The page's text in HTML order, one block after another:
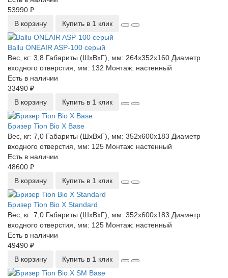
53990 ₽
В корзину
Купить в 1 клик
Ballu ONEAIR ASP-100 серый
Вес, кг: 3,8 Габариты (ШхВхГ), мм: 264x352x160 Диаметр
входного отверстия, мм: 132 Монтаж: настенный
Есть в наличии
33490 ₽
В корзину
Купить в 1 клик
Бризер Tion Bio X Base
Вес, кг: 7,0 Габариты (ШхВхГ), мм: 352x600x183 Диаметр
входного отверстия, мм: 125 Монтаж: настенный
Есть в наличии
48600 ₽
В корзину
Купить в 1 клик
Бризер Tion Bio X Standard
Вес, кг: 7,0 Габариты (ШхВхГ), мм: 352x600x183 Диаметр
входного отверстия, мм: 125 Монтаж: настенный
Есть в наличии
49490 ₽
В корзину
Купить в 1 клик